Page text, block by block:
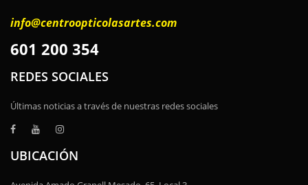
info@centroopticolasartes.com
601 200 354
REDES SOCIALES
Últimas noticias a través de nuestras redes sociales
UBICACIÓN